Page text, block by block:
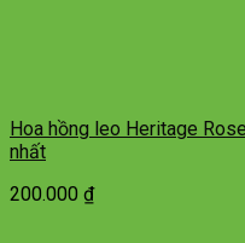
Hoa hồng leo Heritage
nhất
200.000 ₫